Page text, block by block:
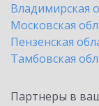
Владимирская
Московская
Пензенская
Тамбовская
Партнеры в